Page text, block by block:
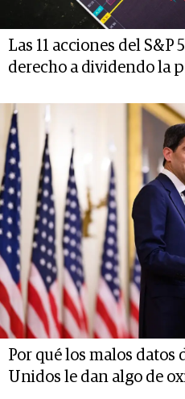
Las 11 acciones del
derecho a dividendo la
Por qué los malos datos
Unidos le dan algo de